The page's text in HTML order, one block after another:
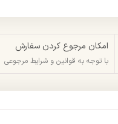
امکان مرجوع کردن سفارش
با توجه به قوانین و شرایط مرجوعی